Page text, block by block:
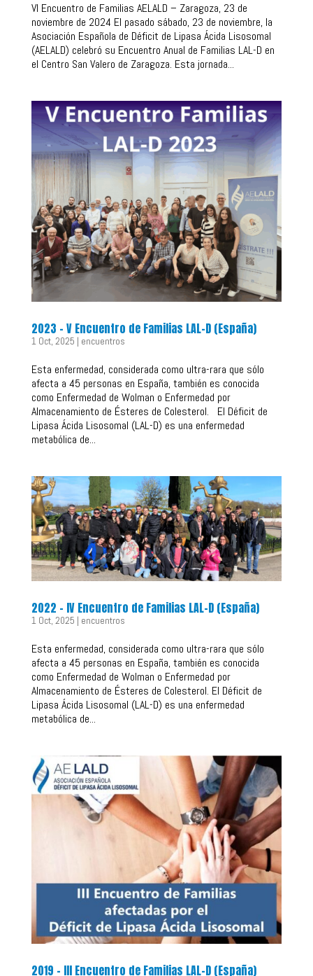
VI Encuentro de Familias AELALD – Zaragoza, 23 de
noviembre de 2024 El pasado sábado, 23 de noviembre, la
Asociación Española de Déficit de Lipasa Ácida Lisosomal
(AELALD) celebró su Encuentro Anual de Familias LAL-D en
el Centro San Valero de Zaragoza. Esta jornada...
2023 – V Encuentro de Familias LAL-D (España)
1 Oct, 2025 | encuentros
Esta enfermedad, considerada como ultra-rara que sólo
afecta a 45 personas en España, también es conocida
como Enfermedad de Wolman o Enfermedad por
Almacenamiento de Ésteres de Colesterol. El Déficit de
Lipasa Ácida Lisosomal (LAL-D) es una enfermedad
metabólica de...
2022 – IV Encuentro de Familias LAL-D (España)
1 Oct, 2025 | encuentros
Esta enfermedad, considerada como ultra-rara que sólo
afecta a 45 personas en España, también es conocida
como Enfermedad de Wolman o Enfermedad por
Almacenamiento de Ésteres de Colesterol. El Déficit de
Lipasa Ácida Lisosomal (LAL-D) es una enfermedad
metabólica de...
2019 – III Encuentro de Familias LAL-D (España)